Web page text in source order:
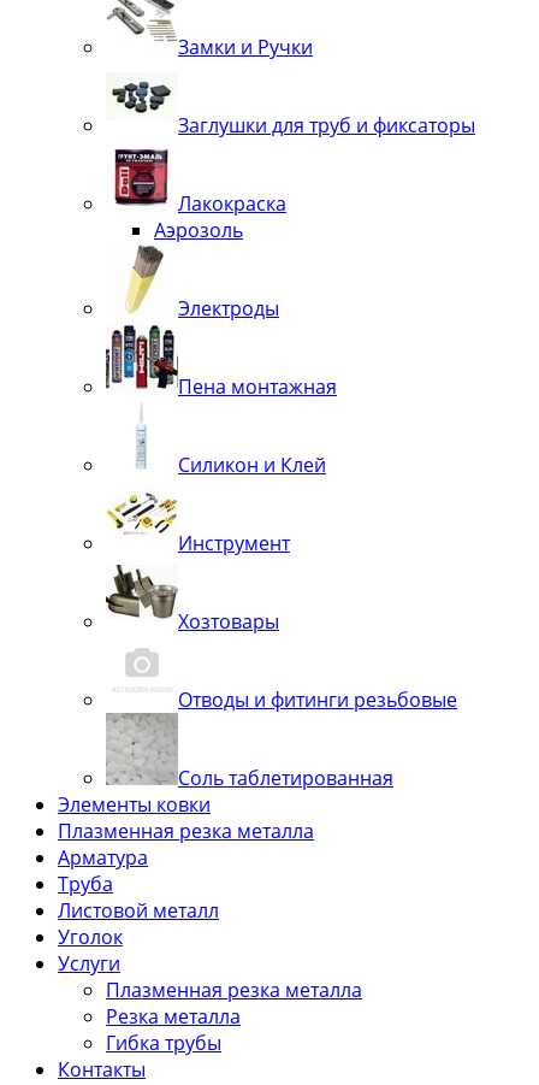
Замки и Ручки
Заглушки для труб и фиксаторы
Лакокраска
Аэрозоль
Электроды
Пена монтажная
Силикон и Клей
Инструмент
Хозтовары
Отводы и фитинги резьбовые
Соль таблетированная
Элементы ковки
Плазменная резка металла
Арматура
Труба
Листовой металл
Уголок
Услуги
Плазменная резка металла
Резка металла
Гибка трубы
Контакты